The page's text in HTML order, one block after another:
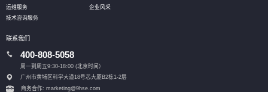
运维服务
技术咨询服务
企业风采
联系我们
400-808-5058
周一到周五9:30-18:00 (北京时间）
广州市黄埔区科学大道18号芯大厦B2栋1-2层
商务合作: marketing@9hse.com